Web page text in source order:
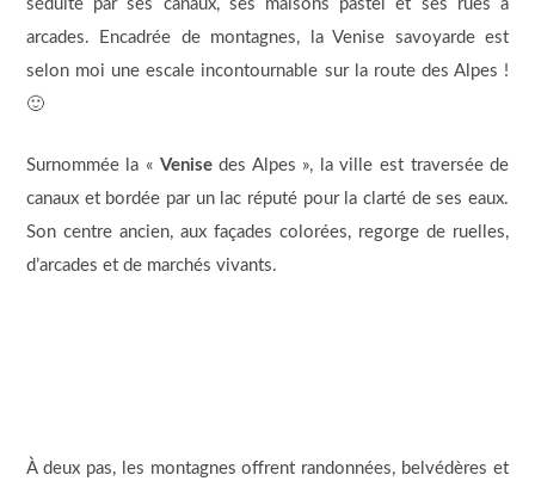
séduite par ses canaux, ses maisons pastel et ses rues à
arcades. Encadrée de montagnes, la Venise savoyarde est
selon moi une escale incontournable sur la route des Alpes !
🙂
Surnommée la « Venisedes Alpes », la ville est traversée de
canaux et bordée par un lac réputé pour la clarté de ses eaux.
Son centre ancien, aux façades colorées, regorge de ruelles,
d’arcades et de marchés vivants.
À deux pas, les montagnes offrent randonnées, belvédères et